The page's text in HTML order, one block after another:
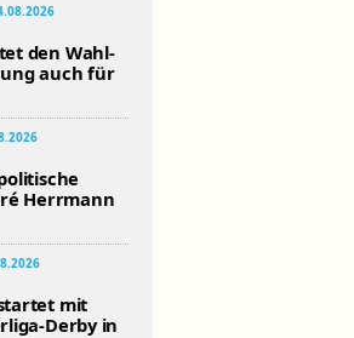
den Wahl-
auch für
Herrmann
mit
Derby in